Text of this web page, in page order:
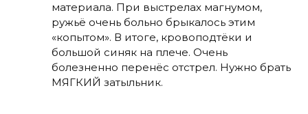
материала. При выстрелах магнумом,
ружьё очень больно брыкалось этим
«копытом». В итоге, кровоподтёки и
большой синяк на плече. Очень
болезненно перенёс отстрел. Нужно брать
МЯГКИЙ затыльник.